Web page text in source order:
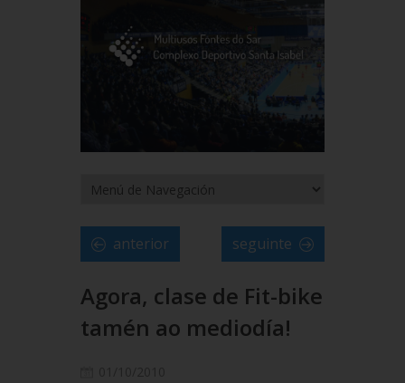
anterior seguinte
Agora, clase de Fit-bike
tamén ao mediodía!